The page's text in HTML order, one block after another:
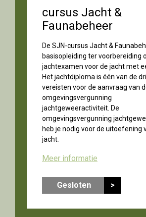
cursus Jacht &
Faunabeheer
De SJN-cursus Jacht &
basisopleiding ter voorbereiding
jachtexamen voor de jacht met
Het jachtdiploma is één van de
vereisten voor de aanvraag van
omgevingsvergunning
jachtgeweeractiviteit. De
omgevingsvergunning
heb je nodig voor de uitoefening
jacht.
Meer informatie
Gesloten >